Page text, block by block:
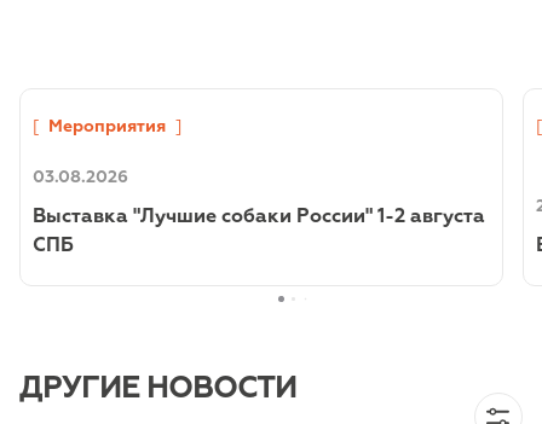
Мероприятия
03.08.2026
Выставка "Лучшие собаки России" 1-2 августа
СПБ
ДРУГИЕ НОВОСТИ